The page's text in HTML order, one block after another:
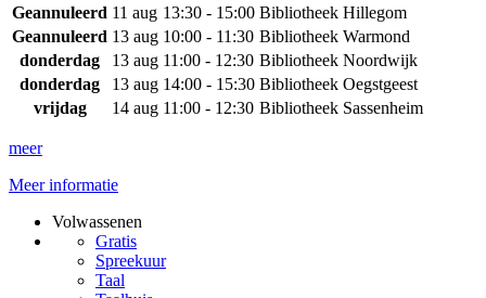
Geannuleerd 11 aug 13:30 - 15:00 Bibliotheek Hillegom
Geannuleerd 13 aug 10:00 - 11:30 Bibliotheek Warmond
donderdag
13 aug 11:00 - 12:30 Bibliotheek Noordwijk
donderdag
13 aug 14:00 - 15:30 Bibliotheek Oegstgeest
vrijdag
14 aug 11:00 - 12:30 Bibliotheek Sassenheim
meer
Meer informatie
Volwassenen
Gratis
Spreekuur
Taal